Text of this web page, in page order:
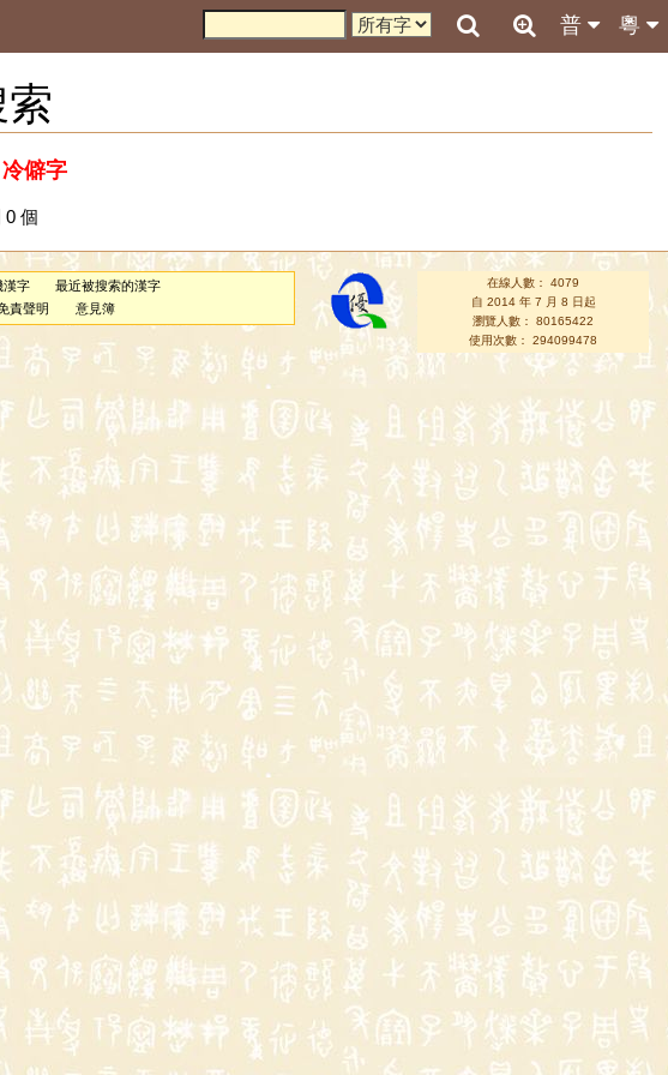
粵
普
冷僻字
0 個
漢字
最近被搜索的漢字
責聲明 意見簿
在線人數： 4079
自 2014 年 7 月 8 日起
瀏覽人數： 80165422
使用次數： 294099478